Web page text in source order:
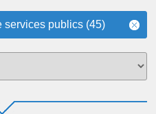
services publics (45)